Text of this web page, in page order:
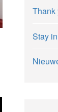
Thank
Stay